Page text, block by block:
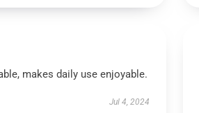
makes daily use enjoyable.
Jul 4, 2024